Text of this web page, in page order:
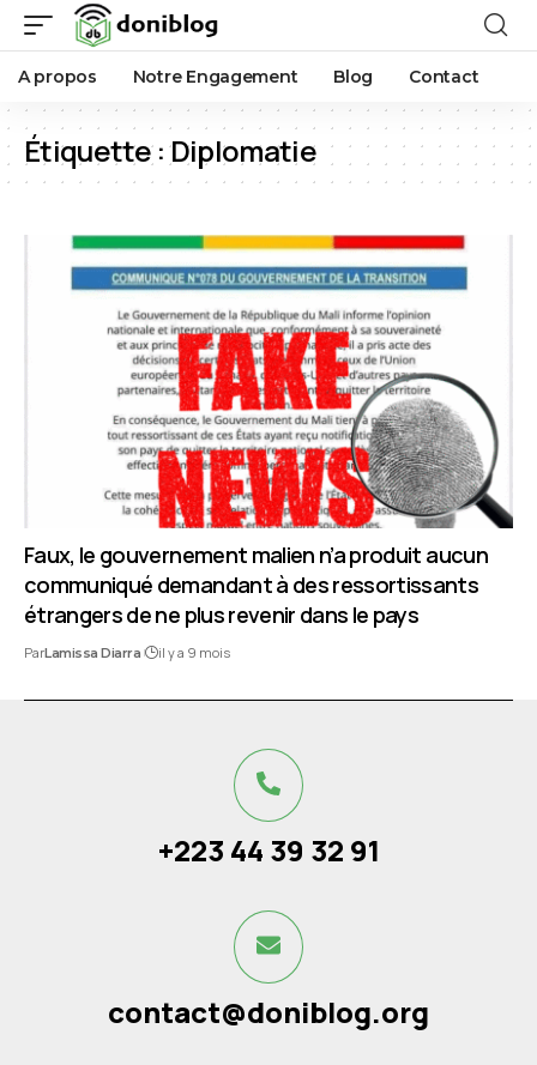
A propos Notre Engagement Blog Contact
Étiquette :Diplomatie
Faux, le gouvernement malien n’a produit aucun
communiqué demandant à des ressortissants
étrangers de ne plus revenir dans le pays
ParLamissa Diarra il y a 9 mois
+223 44 39 32 91
contact@doniblog.org